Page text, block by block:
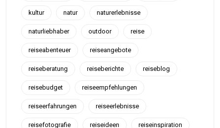
kultur natur naturerlebnisse
naturliebhaber outdoor reise
reiseabenteuer reiseangebote
reiseberatung reiseberichte reiseblog
reisebudget reiseempfehlungen
reiseerfahrungen reiseerlebnisse
reisefotografie reiseideen reiseinspiration